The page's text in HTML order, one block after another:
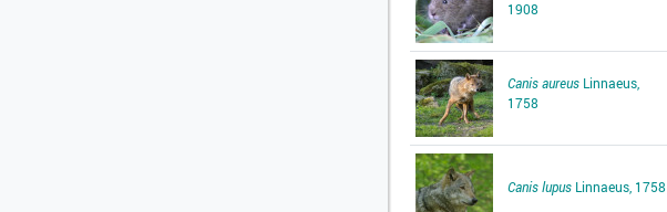
1908
Canis aureus Linnaeus,
1758
Canis lupus Linnaeus, 1758